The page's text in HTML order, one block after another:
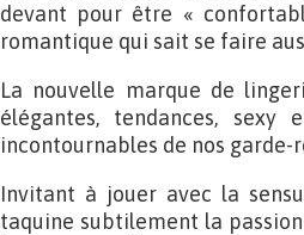
devant pour être «
romantique qui sait se faire
La nouvelle marque de
élégantes, tendances,
incontournables de nos garde-
Invitant à jouer avec la
taquine subtilement la